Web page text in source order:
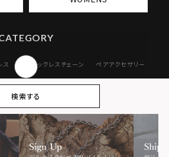
ス ネックレスチェーン ペアアクセサリー
トア
ギフトボックス パーツ
検索する